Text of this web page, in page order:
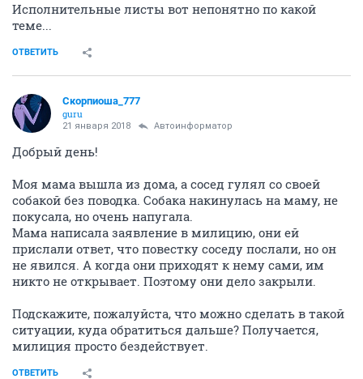
Исполнительные листы вот непонятно по какой
теме...
ОТВЕТИТЬ
Скорпиоша_777
guru
21 января 2018 Автоинформатор
Добрый день!
Моя мама вышла из дома, а сосед гулял со своей
собакой без поводка. Собака накинулась на маму, не
покусала, но очень напугала.
Мама написала заявление в милицию, они ей
прислали ответ, что повестку соседу послали, но он
не явился. А когда они приходят к нему сами, им
никто не открывает. Поэтому они дело закрыли.
Подскажите, пожалуйста, что можно сделать в такой
ситуации, куда обратиться дальше? Получается,
милиция просто бездействует.
ОТВЕТИТЬ